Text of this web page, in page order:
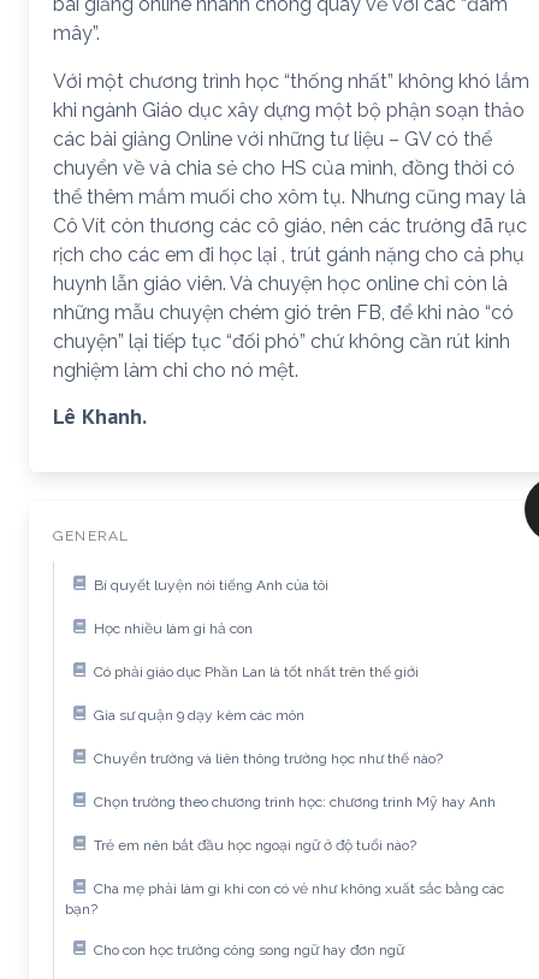
mây”.
Với một chương trình học “thống nhất” không khó lắm
khi ngành Giáo dục xây dựng một bộ phận soạn thảo
các bài giảng Online với những tư liệu – GV có thể
chuyển về và chia sẻ cho HS của mình, đồng thời có
thể thêm mắm muối cho xôm tụ. Nhưng cũng may là
Cô Vít còn thương các cô giáo, nên các trường đã rục
rịch cho các em đi học lại , trút gánh nặng cho cả phụ
huynh lẫn giáo viên. Và chuyện học online chỉ còn là
những mẫu chuyện chém gió trên FB, để khi nào “có
chuyện” lại tiếp tục “đối phó” chứ không cần rút kinh
nghiệm làm chi cho nó mệt.
Lê Khanh.
GENERAL
Bí quyết luyện nói tiếng Anh của tôi
Học nhiều làm gì hả con
Có phải giáo dục Phần Lan là tốt nhất trên thế giới
Gia sư quận 9 dạy kèm các môn
Chuyển trường và liên thông trường học như thế nào?
Chọn trường theo chương trình học: chương trình Mỹ hay Anh
Trẻ em nên bắt đầu học ngoại ngữ ở độ tuổi nào?
Cha mẹ phải làm gì khi con có vẻ như không xuất sắc bằng các
bạn?
Cho con học trường công song ngữ hay đơn ngữ